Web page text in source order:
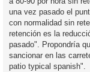
una vez pasado el
con normalidad sin
retención es la
pasado". Propondría
sancionar en las
patio typical spanish".